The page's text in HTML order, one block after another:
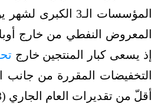
المعروض النفطي من خارج
إذ يسعى كبار المنتجين خارج
التخفيضات المقررة من جانب
أقلّ من تقديرات العام الجاري (2023).